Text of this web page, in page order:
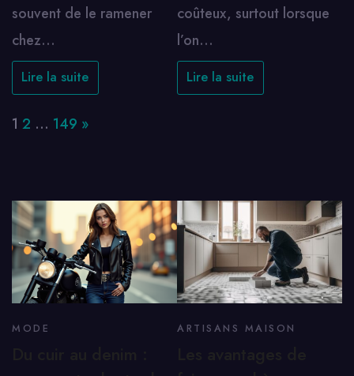
souvent de le ramener
chez…
Lire la suite
coûteux, surtout lorsque
l’on…
Lire la suite
Page:
1 2 … 149 Next
»
MODE ARTISANS MAISON